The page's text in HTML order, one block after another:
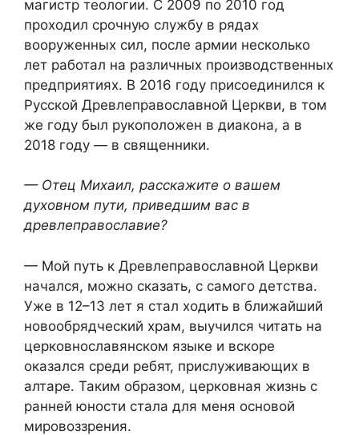
магистр теологии. С 2009 по 2010 год
проходил срочную службу в рядах
вооруженных сил, после армии несколько
лет работал на различных производственных
предприятиях. В 2016 году присоединился к
Русской Древлеправославной Церкви, в том
же году был рукоположен в диакона, а в
2018 году — в священники.
— Отец Михаил, расскажите о вашем
духовном пути, приведшим вас в
древлеправославие?
— Мой путь к Древлеправославной Церкви
начался, можно сказать, с самого детства.
Уже в 12–13 лет я стал ходить в ближайший
новообрядческий храм, выучился читать на
церковнославянском языке и вскоре
оказался среди ребят, прислуживающих в
алтаре. Таким образом, церковная жизнь с
ранней юности стала для меня основой
мировоззрения.